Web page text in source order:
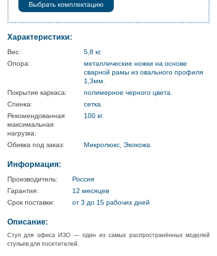
Выбрать комплектацию
Характеристики:
Вес:
5,8 кг.
Опора:
металлические ножки на основе
сварной рамы из овального профиля
1,3мм.
Покрытие каркаса:
полимерное черного цвета.
Спинка:
сетка.
Рекомендованная
максимальная
нагрузка:
100 кг.
Обивка под заказ: Микролюкс, Экокожа.
Информация:
Производитель:
Россия
Гарантия:
12 месяцев
Срок поставки:
от 3 до 15 рабочих дней
Описание:
Стул для офиса ИЗО — один из самых распространённых моделей
стульев для посетителей.